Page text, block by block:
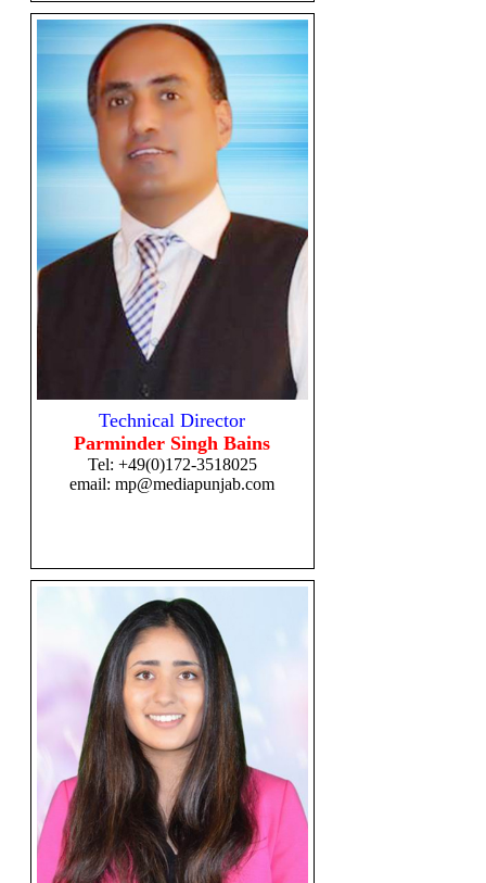
Technical Director
Parminder Singh Bains
Tel: +49(0)172-3518025
email:mp@mediapunjab.com